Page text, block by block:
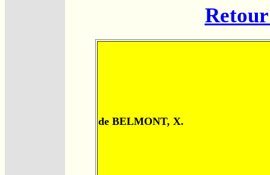
de BELMONT, X.